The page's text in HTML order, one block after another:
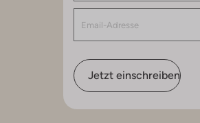
Jetzt einschreiben